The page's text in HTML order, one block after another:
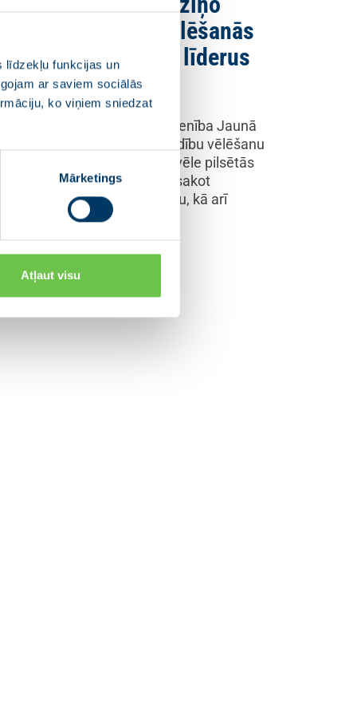
līdzekļu funkcijas un
ar saviem sociālās
ko viņiem sniedzat
Mārketings
Atļaut visu
pašvaldību vēlēšanās
piesaka sarakstu līderus
martā Rīgas pilī partiju apvienība Jaunā
(JV) atklāja pašvaldību vēlēšanu
ar uzsaukumu “Droša izvēle pilsētās
novados”, kā prioritātes piesakot
drošību un labklājību, kā arī